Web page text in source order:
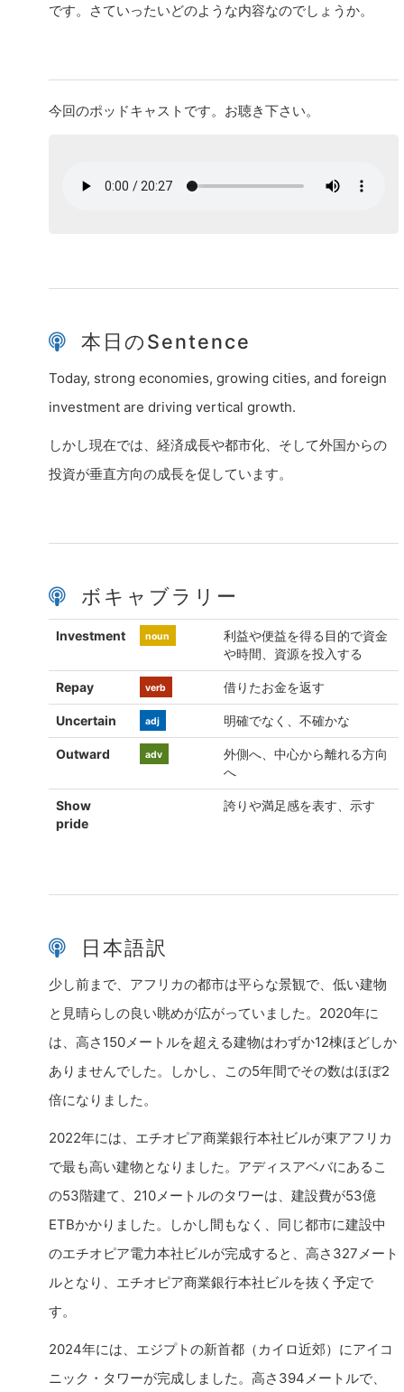
です。さていったいどのような内容なのでしょうか。
今回のポッドキャストです。お聴き下さい。
本日のSentence
Today, strong economies, growing cities, and foreign
investment are driving vertical growth.
しかし現在では、経済成長や都市化、そして外国からの
投資が垂直方向の成長を促しています。
ボキャブラリー
Investment noun
利益や便益を得る目的で資金
や時間、資源を投入する
Repay verb 借りたお金を返す
Uncertain adj 明確でなく、不確かな
Outward adv
外側へ、中心から離れる方向
へ
Show
pride
誇りや満足感を表す、示す
日本語訳
少し前まで、アフリカの都市は平らな景観で、低い建物
と見晴らしの良い眺めが広がっていました。2020年に
は、高さ150メートルを超える建物はわずか12棟ほどしか
ありませんでした。しかし、この5年間でその数はほぼ2
倍になりました。
2022年には、エチオピア商業銀行本社ビルが東アフリカ
で最も高い建物となりました。アディスアベバにあるこ
の53階建て、210メートルのタワーは、建設費が53億
ETBかかりました。しかし間もなく、同じ都市に建設中
のエチオピア電力本社ビルが完成すると、高さ327メート
ルとなり、エチオピア商業銀行本社ビルを抜く予定で
す。
2024年には、エジプトの新首都（カイロ近郊）にアイコ
ニック・タワーが完成しました。高さ394メートルで、